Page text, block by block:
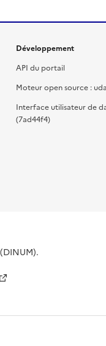
Développement
API du portail
Moteur open source :
Interface utilisateur de
(7ad44f4)